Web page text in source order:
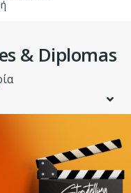
& Diplomas